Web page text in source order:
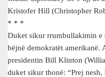
Kristofer Hill (Christopher
* * *
Duket sikur rrumbullakimin e
bëjnë demokratët
presidentin Bill Klinton
duket sikur thonë: “Prej